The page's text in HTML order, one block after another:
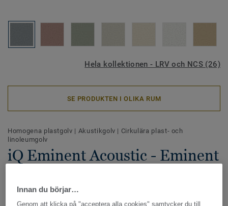
Hela kollektionen - LRV och NCS (26)
SE PRODUKTEN I OLIKA RUM
Homogena plastgolv | Akustikgolv | Cirkulära plast- och
linoleumgolv
iQ Eminent Acoustic - Eminent
iQ Eminent Akustik är speciellt framtagen för miljöer där
Innan du börjar…
Genom att klicka på "acceptera alla cookies" samtycker du till